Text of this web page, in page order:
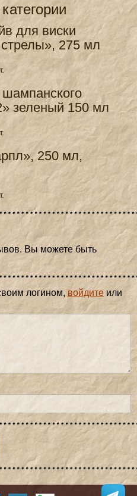
для виски
275 мл
зеленый 150 мл
250 мл,
Вы можете быть
логином, войдите или